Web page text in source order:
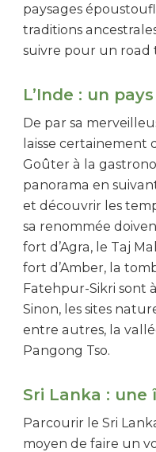
paysages
traditions
suivre pour un road
L’Inde : un
De par sa
laisse certainement
Goûter à la
panorama en
et découvrir les
sa renommée
fort d’Agra, le Taj
fort d’Amber, la
Fatehpur-Sikri sont
Sinon, les sites
entre autres, la
Pangong Tso.
Sri Lanka : une
Parcourir le Sri
moyen de faire un